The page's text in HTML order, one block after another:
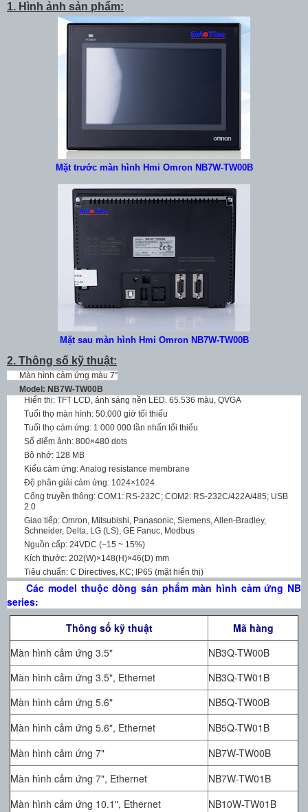
1. Hình ảnh sản phẩm:
Mặt trước màn hình Hmi Omron NB7W-TW00B
Mặt sau màn hình Hmi Omron NB7W-TW00B
2. Thông số kỹ thuật:
Màn hình cảm ứng màu 7”
Model: NB7W-TW00B
Hiển thị: TFT LCD, ánh sáng nền LED. 65.536 màu, QVGA
Tuổi thọ màn hình: 50.000 giờ tối thiểu
Tuổi thọ cảm ứng: 1 000 000 lần nhấn tối thiểu
Số điểm ảnh: 800×480 dots
Bộ nhớ: 128 MB
Kiểu cảm ứng: Analog resistance membrane
Độ phân giải cảm ứng: 1024×1024
Cổng truyền thông: COM1: RS-232C; COM2: RS-232C/422A/485; USB
2.0
Giao tiếp: Omron, Mitsubishi, Panasonic, Siemens, Allen-Bradley,
Schneider, Delta, LG (LS), GE Fanuc, Modbus
Nguồn cấp: 24VDC (−15 ~ 15%)
Kích thước: 202(W)×148(H)×46(D) mm
Tiêu chuẩn: C Directives, KC; IP65 (mặt hiển thị)
Các model thuộc dòng sản phẩm màn hình cảm ứng NB
series:
Thông số kỹ thuật
Mã hàng
Màn hình cảm ứng 3.5"
NB3Q-TW00B
Màn hình cảm ứng 3.5", Ethernet
NB3Q-TW01B
Màn hình cảm ứng 5.6"
NB5Q-TW00B
Màn hình cảm ứng 5.6", Ethernet
NB5Q-TW01B
Màn hình cảm ứng 7"
NB7W-TW00B
Màn hình cảm ứng 7", Ethernet
NB7W-TW01B
Màn hình cảm ứng 10.1", Ethernet
NB10W-TW01B